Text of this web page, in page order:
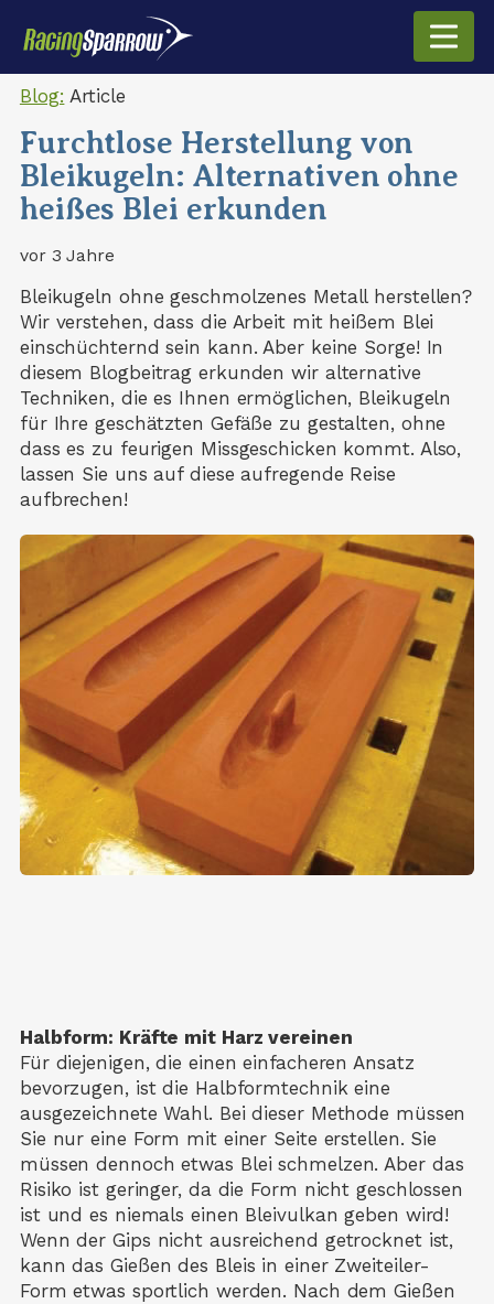
Blog: Article
Furchtlose Herstellung von
Bleikugeln: Alternativen ohne
heißes Blei erkunden
vor 3 Jahre
Bleikugeln ohne geschmolzenes Metall herstellen?
Wir verstehen, dass die Arbeit mit heißem Blei
einschüchternd sein kann. Aber keine Sorge! In
diesem Blogbeitrag erkunden wir alternative
Techniken, die es Ihnen ermöglichen, Bleikugeln
für Ihre geschätzten Gefäße zu gestalten, ohne
dass es zu feurigen Missgeschicken kommt. Also,
lassen Sie uns auf diese aufregende Reise
aufbrechen!
Halbform: Kräfte mit Harz vereinen
Für diejenigen, die einen einfacheren Ansatz
bevorzugen, ist die Halbformtechnik eine
ausgezeichnete Wahl. Bei dieser Methode müssen
Sie nur eine Form mit einer Seite erstellen. Sie
müssen dennoch etwas Blei schmelzen. Aber das
Risiko ist geringer, da die Form nicht geschlossen
ist und es niemals einen Bleivulkan geben wird!
Wenn der Gips nicht ausreichend getrocknet ist,
kann das Gießen des Bleis in einer Zweiteiler-
Form etwas sportlich werden. Nach dem Gießen